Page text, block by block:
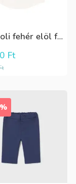
Boboli fehér elöl fekete tüll+gyöngyös csini póló
Ft